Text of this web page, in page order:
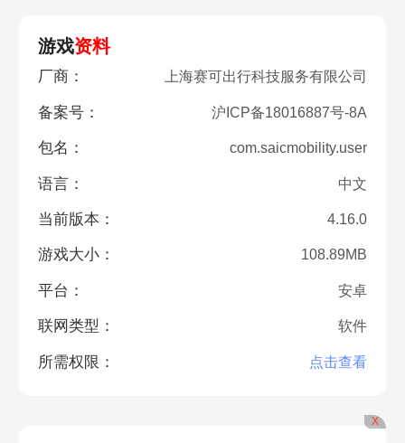
游戏资料
厂商： 上海赛可出行科技服务有限公司
备案号： 沪ICP备18016887号-8A
包名： com.saicmobility.user
语言： 中文
当前版本： 4.16.0
游戏大小： 108.89MB
平台： 安卓
联网类型： 软件
所需权限： 点击查看
X